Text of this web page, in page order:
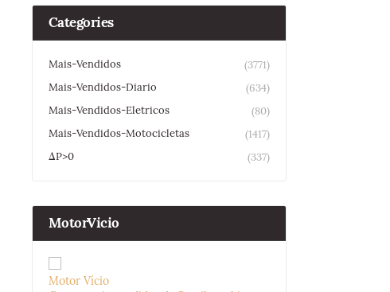
Categories
Mais-Vendidos
(3771)
Mais-Vendidos-Diario
(634)
Mais-Vendidos-Eletricos
(80)
Mais-Vendidos-Motocicletas
(1417)
ΔP>0
(337)
MotorVicio
Motor Vício